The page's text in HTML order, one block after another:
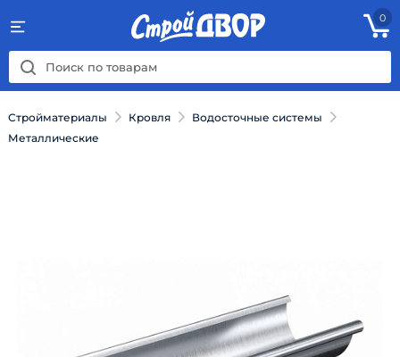
0
Стройматериалы Кровля
Водосточные системы
Металлические